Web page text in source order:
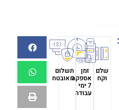
שלם
וקח
זמן
אספקה
7 ימי
עבודה
תשלום
מאובטח